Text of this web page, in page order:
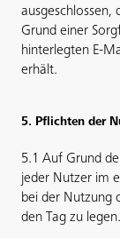
ausgeschlossen,
Grund einer
hinterlegten E-
erhält.
5. Pflichten der
5.1 Auf Grund
jeder Nutzer im
bei der Nutzung
den Tag zu legen.